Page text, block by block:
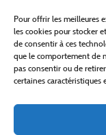
Pour offrir les meilleures
les cookies pour stocker
de consentir à ces
que le comportement de
pas consentir ou de
certaines caractéristiques
Site internet cofinancé